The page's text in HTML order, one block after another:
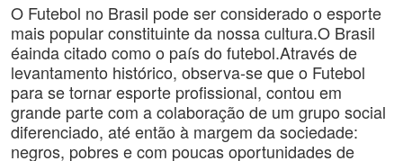
O Futebol no Brasil pode ser considerado o esporte
mais popular constituinte da nossa cultura.O Brasil
éainda citado como o país do futebol.Através de
levantamento histórico, observa-se que o Futebol
para se tornar esporte profissional, contou em
grande parte com a colaboração de um grupo social
diferenciado, até então à margem da sociedade:
negros, pobres e com poucas oportunidades de